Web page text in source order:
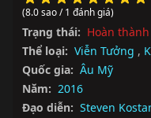
(8.0 sao / 1 đánh giá)
Trạng thái: Hoàn thành
Thể loại: Viễn Tưởng ,
Quốc gia: Âu Mỹ
Năm: 2016
Đạo diễn: Steven